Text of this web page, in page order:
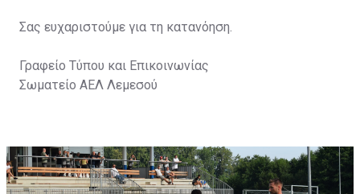
Σας ευχαριστούμε για τη κατανόηση.
Γραφείο Τύπου και Επικοινωνίας
Σωματείο ΑΕΛ Λεμεσού